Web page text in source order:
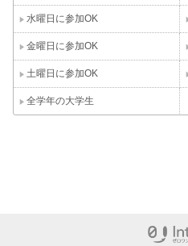
水曜日に参加OK
金曜日に参加OK
土曜日に参加OK
全学年の大学生